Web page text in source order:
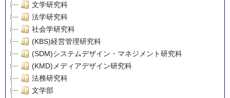
文学研究科
法学研究科
社会学研究科
(KBS)経営管理研究科
(SDM)システムデザイン・マネジメント研究科
(KMD)メディアデザイン研究科
法務研究科
文学部